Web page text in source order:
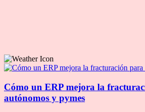
Cómo un ERP mejora la
autónomos y pymes